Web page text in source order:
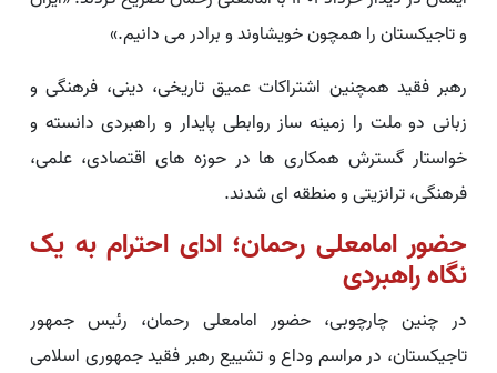
و تاجیکستان را همچون خویشاوند و برادر می دانیم.»
رهبر فقید همچنین اشتراکات عمیق تاریخی، دینی، فرهنگی و
زبانی دو ملت را زمینه ساز روابطی پایدار و راهبردی دانسته و
خواستار گسترش همکاری ها در حوزه های اقتصادی، علمی،
فرهنگی، ترانزیتی و منطقه ای شدند.
حضور امامعلی رحمان؛ ادای احترام به یک
نگاه راهبردی
در چنین چارچوبی، حضور امامعلی رحمان، رئیس جمهور
تاجیکستان، در مراسم وداع و تشییع رهبر فقید جمهوری اسلامی